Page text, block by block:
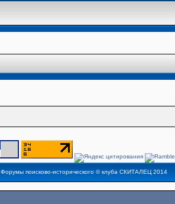
Форумы поисково-исторического ©клуба СКИТАЛЕЦ2014